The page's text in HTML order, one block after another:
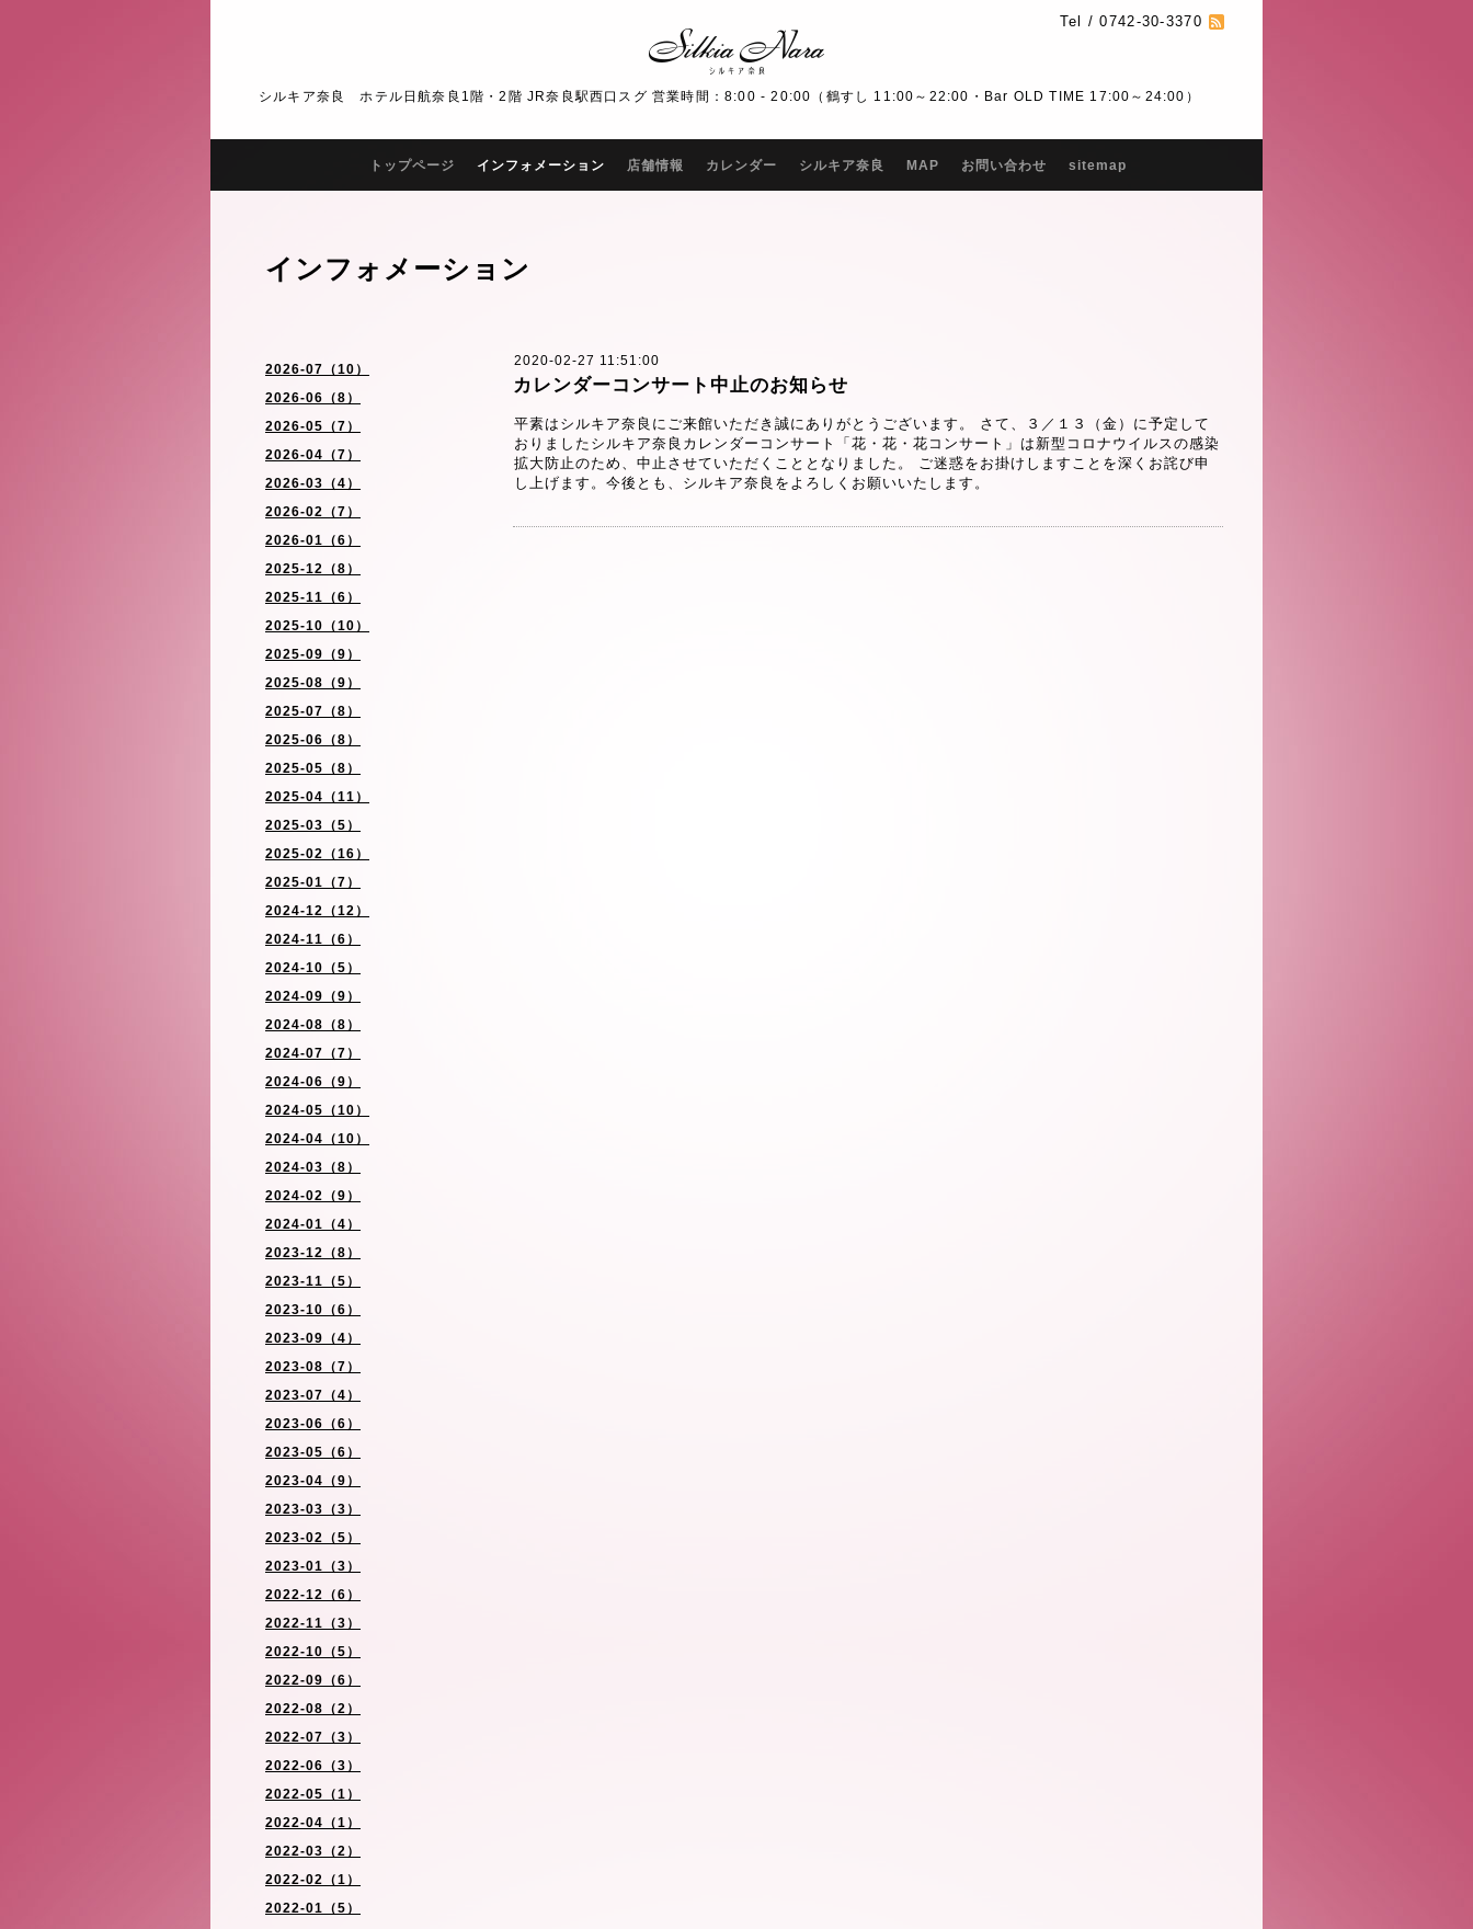
Tel / 0742-30-3370
シルキア奈良 ホテル日航奈良1階・2階 JR奈良駅西口スグ 営業時間：8:00 - 20:00（鶴すし 11:00～22:00・Bar OLD TIME 17:00～24:00）
トップページ インフォメーション 店舗情報 カレンダー シルキア奈良 MAP お問い合わせ sitemap
2026-07（10）
2026-06（8）
2026-05（7）
2026-04（7）
2026-03（4）
2026-02（7）
2026-01（6）
2025-12（8）
2025-11（6）
2025-10（10）
2025-09（9）
2025-08（9）
2025-07（8）
2025-06（8）
2025-05（8）
2025-04（11）
2025-03（5）
2025-02（16）
2025-01（7）
2024-12（12）
2024-11（6）
2024-10（5）
2024-09（9）
2024-08（8）
2024-07（7）
2024-06（9）
2024-05（10）
2024-04（10）
2024-03（8）
2024-02（9）
2024-01（4）
2023-12（8）
2023-11（5）
2023-10（6）
2023-09（4）
2023-08（7）
2023-07（4）
2023-06（6）
2023-05（6）
2023-04（9）
2023-03（3）
2023-02（5）
2023-01（3）
2022-12（6）
2022-11（3）
2022-10（5）
2022-09（6）
2022-08（2）
2022-07（3）
2022-06（3）
2022-05（1）
2022-04（1）
2022-03（2）
2022-02（1）
2022-01（5）
インフォメーション
2020-02-27 11:51:00
カレンダーコンサート中止のお知らせ
平素はシルキア奈良にご来館いただき誠にありがとうございます。 さて、３／１３（金）に予定して
おりましたシルキア奈良カレンダーコンサート「花・花・花コンサート」は新型コロナウイルスの感染
拡大防止のため、中止させていただくこととなりました。 ご迷惑をお掛けしますことを深くお詫び申
し上げます。今後とも、シルキア奈良をよろしくお願いいたします。